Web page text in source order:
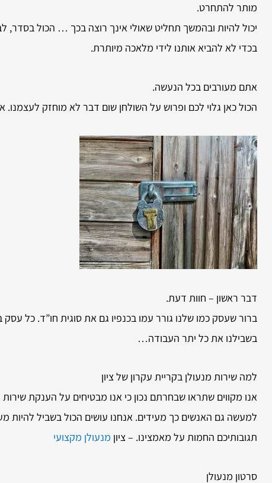
מותר להתחרט.
יכול להיות ובהמשך תחליט שאולי אינך רוצה בכך … הכול בסדר,
בכדי לא להביא אותנו לידי מלאכה מיותרת.
אתם מעורבים בכל הנעשה.
הכול כאן גלוי לכם ופרוש על השולחן שום דבר לא מוחזק
דבר ראשון – חוות דעת.
ברור שעסק כמו שלנו גורר עמו בכנפיו גם את סוגית חו”ד. כל
בשבילנו את כל יתר העבודה…
למה שירות מנעולן בקריית עקרון של ציון
אנו מקווים שתראו שבחרתם נכון כי אנו מבטיחים על הענקת
למעשה גם האנשים כך מעידים. אנחנו עושים הכול בשביל להיות
תגובותיכם החמות על מאמצינו. – ציון מנעולן מקצועי
סרטון מנעולן